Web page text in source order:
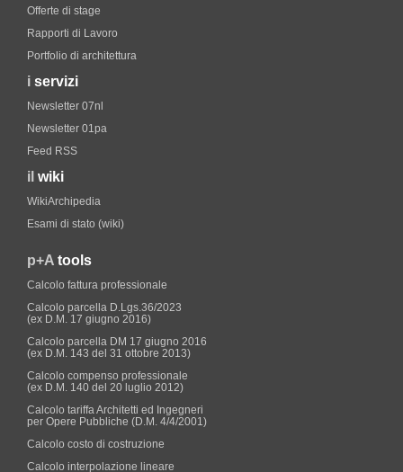
Offerte di stage
Rapporti di Lavoro
Portfolio di architettura
i servizi
Newsletter 07nl
Newsletter 01pa
Feed RSS
il wiki
WikiArchipedia
Esami di stato (wiki)
p+A tools
Calcolo fattura professionale
Calcolo parcella D.Lgs.36/2023
(ex D.M. 17 giugno 2016)
Calcolo parcella DM 17 giugno 2016
(ex D.M. 143 del 31 ottobre 2013)
Calcolo compenso professionale
(ex D.M. 140 del 20 luglio 2012)
Calcolo tariffa Architetti ed Ingegneri
per Opere Pubbliche (D.M. 4/4/2001)
Calcolo costo di costruzione
Calcolo interpolazione lineare